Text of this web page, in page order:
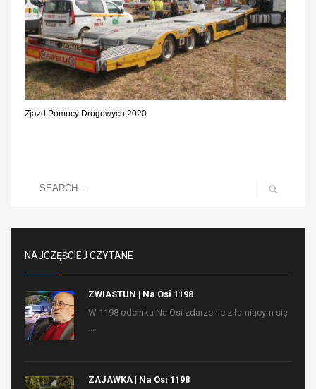
Zjazd Pomocy Drogowych 2020
NAJCZĘŚCIEJ CZYTANE
ZWIASTUN | Na Osi 1198
W 1198 odcinku Na Osi zdarzenie z łamiącym się
ZAJAWKA | Na Osi 1198